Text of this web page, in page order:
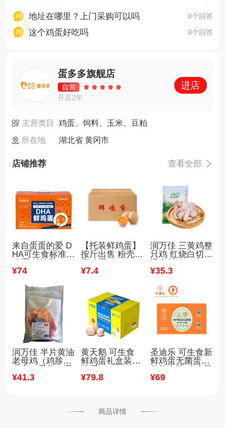
地址在哪里？上门采购可以吗 0个回答
这个鸡蛋好吃吗 0个回答
蛋多多旗舰店
自营
开店2年
进店
主营类目
鸡蛋、饲料、玉米、豆粕
所在地
湖北省 黄冈市
店铺推荐 查看全部 
来自蛋蛋的爱 D
HA可生食标准鲜
枚/箱）
¥74
【托装鲜鸡蛋】
按斤出售 粉壳褐
¥7.4
润万佳 三黄鸡整
只鸡 红烧白切煲
¥35.3
润万佳 半片黄油
老母鸡（鸡胗、
包）
¥41.3
黄天鹅 可生食
鲜鸡蛋礼盒装无
¥79.8
圣迪乐 可生食新
鲜鸡蛋无菌蛋30
1.5kg
¥69
商品详情